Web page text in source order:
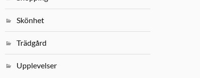
Skönhet
Trädgård
Upplevelser